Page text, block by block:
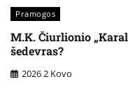
Pramogos
M.K. Čiurlionio
šedevras?
2026 2 Kovo